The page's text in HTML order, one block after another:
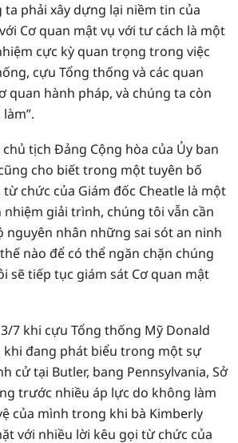
phải xây dựng lại niềm tin của
Cơ quan mật vụ với tư cách là một
cực kỳ quan trọng trong việc
cựu Tổng thống và các quan
quan hành pháp, và chúng ta còn
chủ tịch Đảng Cộng hòa của Ủy ban
cho biết trong một tuyên bố
từ chức của Giám đốc Cheatle là một
giải trình, chúng tôi vẫn cần
nguyên nhân những sai sót an ninh
nào để có thể ngăn chặn chúng
sẽ tiếp tục giám sát Cơ quan mật
7 khi cựu Tổng thống Mỹ Donald
khi đang phát biểu trong một sự
cử tại Butler, bang Pennsylvania, Sở
trước nhiều áp lực do không làm
của mình trong khi bà Kimberly
với nhiều lời kêu gọi từ chức của